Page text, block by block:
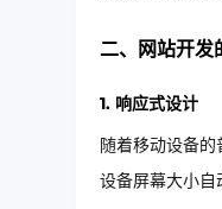
二、网站开发
1. 响应式设计
随着移动设备
设备屏幕大小自